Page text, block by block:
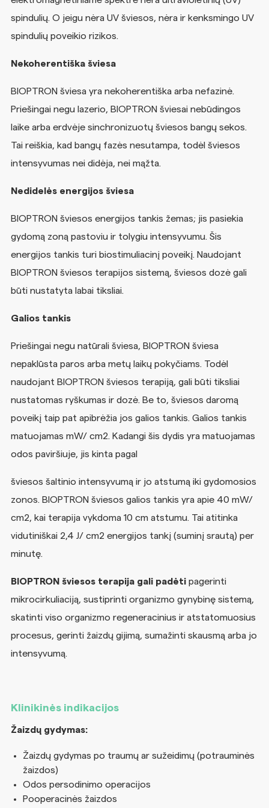
spindulių. O jeigu nėra UV šviesos, nėra ir kenksmingo UV
spindulių poveikio rizikos.
Nekoherentiška šviesa
BIOPTRON šviesa yra nekoherentiška arba nefazinė.
Priešingai negu lazerio, BIOPTRON šviesai nebūdingos
laike arba erdvėje sinchronizuotų šviesos bangų sekos.
Tai reiškia, kad bangų fazės nesutampa, todėl šviesos
intensyvumas nei didėja, nei mąžta.
Nedidelės energijos šviesa
BIOPTRON šviesos energijos tankis žemas; jis pasiekia
gydomą zoną pastoviu ir tolygiu intensyvumu. Šis
energijos tankis turi biostimuliacinį poveikį. Naudojant
BIOPTRON šviesos terapijos sistemą, šviesos dozė gali
būti nustatyta labai tiksliai.
Galios tankis
Priešingai negu natūrali šviesa, BIOPTRON šviesa
nepaklūsta paros arba metų laikų pokyčiams. Todėl
naudojant BIOPTRON šviesos terapiją, gali būti tiksliai
nustatomas ryškumas ir dozė. Be to, šviesos daromą
poveikį taip pat apibrėžia jos galios tankis. Galios tankis
matuojamas mW/ cm2. Kadangi šis dydis yra matuojamas
odos paviršiuje, jis kinta pagal
šviesos šaltinio intensyvumą ir jo atstumą iki gydomosios
zonos. BIOPTRON šviesos galios tankis yra apie 40 mW/
cm2, kai terapija vykdoma 10 cm atstumu. Tai atitinka
vidutiniškai 2,4 J/ cm2 energijos tankį (suminį srautą) per
minutę.
BIOPTRON šviesos terapija gali padėti pagerinti
mikrocirkuliaciją, sustiprinti organizmo gynybinę sistemą,
skatinti viso organizmo regeneracinius ir atstatomuosius
procesus, gerinti žaizdų gijimą, sumažinti skausmą arba jo
intensyvumą.
Klinikinės indikacijos
Žaizdų gydymas:
Žaizdų gydymas po traumų ar sužeidimų (potrauminės
žaizdos)
Odos persodinimo operacijos
Pooperacinės žaizdos